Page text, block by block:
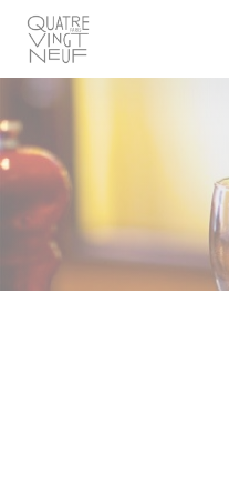
Πίνακας διαχείρισης